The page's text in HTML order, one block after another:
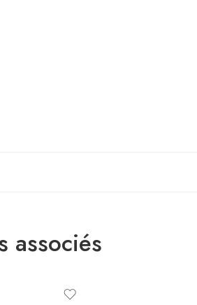
associés